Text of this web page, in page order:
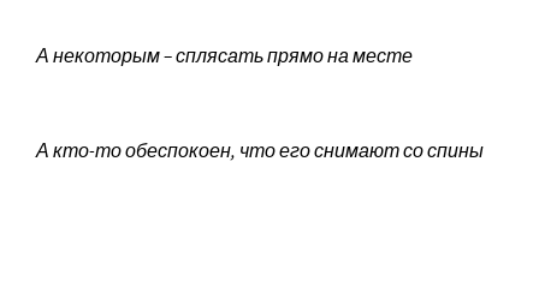
А некоторым – сплясать прямо на месте
А кто-то обеспокоен, что его снимают со спины